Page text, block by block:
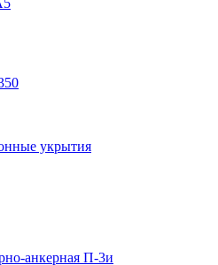
укрытия
анкерная П-3и